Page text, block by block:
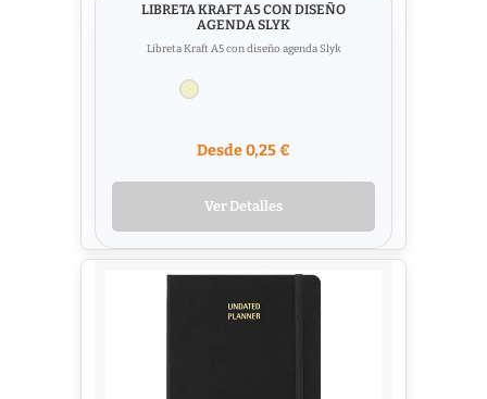
LIBRETA KRAFT A5 CON DISEÑO
AGENDA SLYK
Libreta Kraft A5 con diseño agenda Slyk
Desde 0,25 €
Ver Detalles